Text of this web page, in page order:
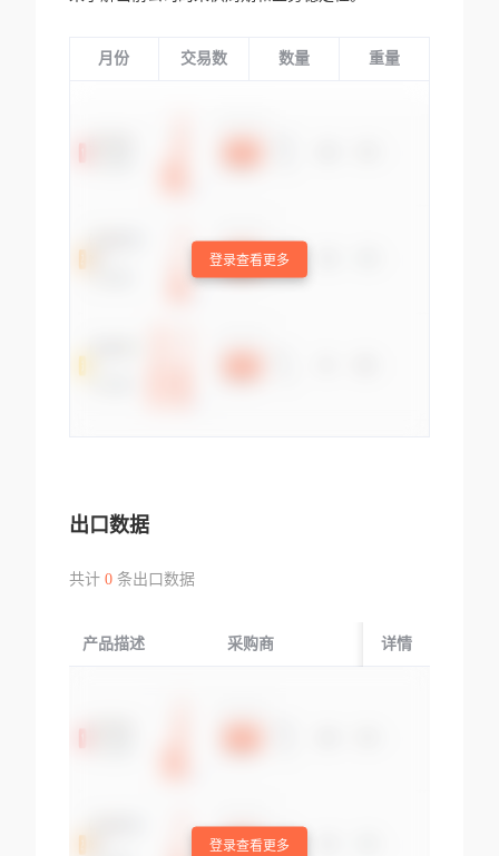
月份 交易数 数量 重量
登录查看更多
出口数据
共计 0条出口数据
产品描述 采购商 起运国/地区
详情
登录查看更多